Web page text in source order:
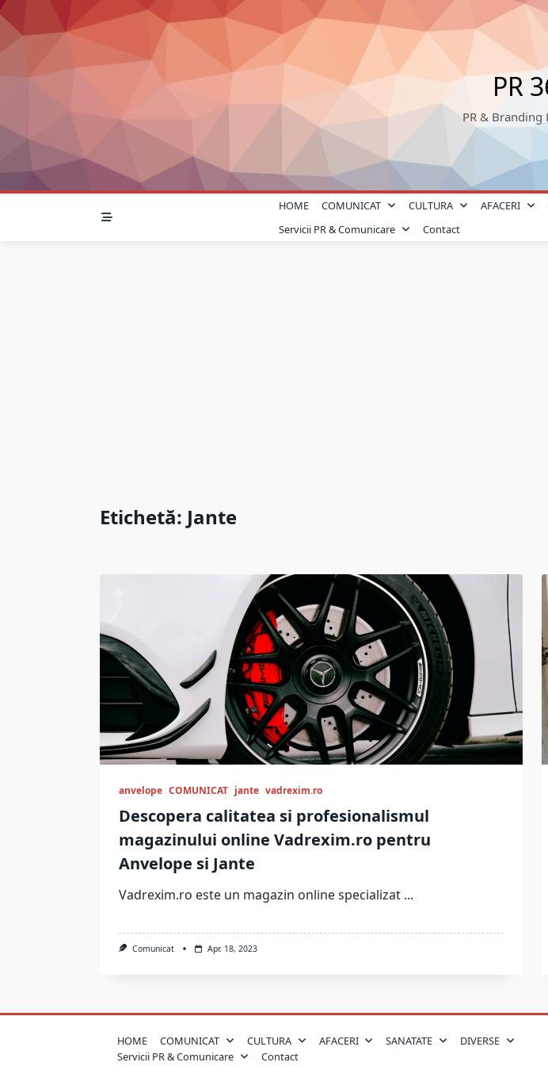
Skip
to
content
PR
PR & Branding
HOME COMUNICAT CULTURA AFACERI
Servicii PR & Comunicare
Contact
Etichetă: Jante
anvelope COMUNICAT jante vadrexim.ro
Descopera calitatea si profesionalismul
magazinului online Vadrexim.ro pentru
Anvelope si Jante
Vadrexim.ro este un magazin online specializat ...
Comunicat Apr. 18, 2023
HOME COMUNICAT CULTURA AFACERI SANATATE
DIVERSE
Servicii PR & Comunicare
Contact